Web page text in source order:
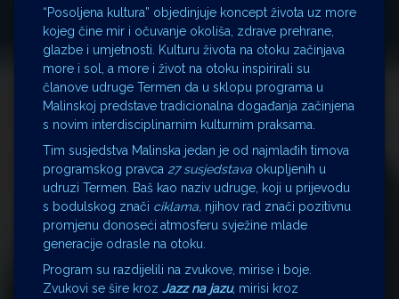
“Posoljena kultura” objedinjuje koncept života uz more
kojeg čine mir i očuvanje okoliša, zdrave prehrane,
glazbe i umjetnosti. Kulturu života na otoku začinjava
more i sol, a more i život na otoku inspirirali su
članove udruge Termen da u sklopu programa u
Malinskoj predstave tradicionalna događanja začinjena
s novim interdisciplinarnim kulturnim praksama.
Tim susjedstva Malinska jedan je od najmlađih timova
programskog pravca 27 susjedstava okupljenih u
udruzi Termen. Baš kao naziv udruge, koji u prijevodu
s bodulskog znači ciklama, njihov rad znači pozitivnu
promjenu donoseći atmosferu svježine mlade
generacije odrasle na otoku.
Program su razdijelili na zvukove, mirise i boje.
Zvukovi se šire kroz Jazz na jazu, mirisi kroz